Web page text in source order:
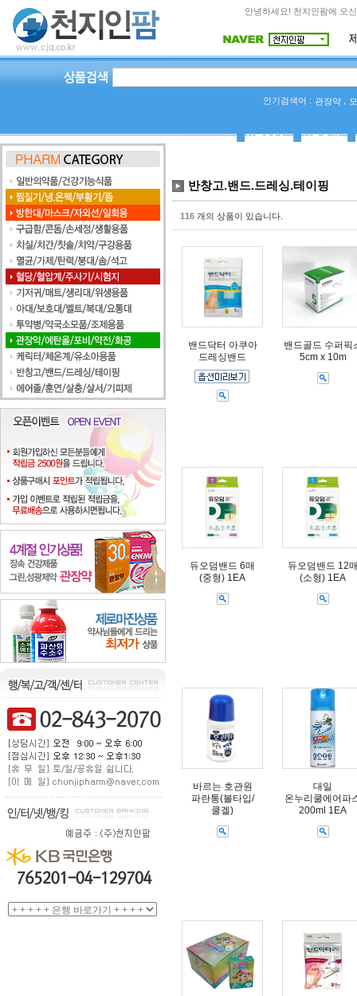
안녕하세요! 천지인팜에 오
인기검색어 : 관장약
상품Q&A 사용후기
반창고.밴드.드레싱.테이핑
116 개의 상품이 있습니다.
밴드닥터 아쿠아
드레싱밴드
밴드골드 수퍼픽
5cm x 10m
듀오덤밴드 6매
(중형) 1EA
듀오덤밴드 12
(소형) 1EA
바르는 호관원
파란통(볼타입/
쿨겔)
대일
온누리쿨에어파
200ml 1EA